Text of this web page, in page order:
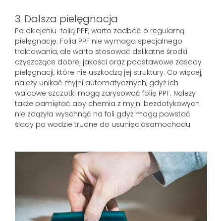
3. Dalsza pielęgnacja
Po oklejeniu folią PPF, warto zadbać o regularną
pielęgnację. Folia PPF nie wymaga specjalnego
traktowania, ale warto stosować delikatne środki
czyszczące dobrej jakości oraz podstawowe zasady
pielęgnacji, które nie uszkodzą jej struktury. Co więcej,
należy unikać myjni automatycznych, gdyż ich
walcowe szczotki mogą zarysować folię PPF. Należy
także pamiętać aby chemia z myjni bezdotykowych
nie zdążyła wyschnąć na foli gdyż mogą powstać
ślady po wodzie trudne do usunięciasamochodu